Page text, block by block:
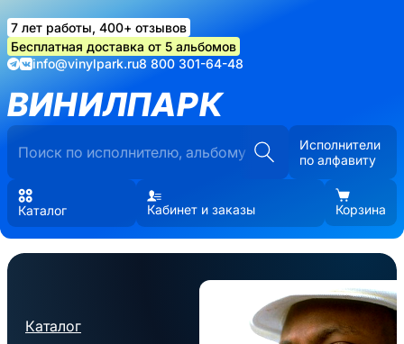
7 лет работы, 400+ отзывов
Бесплатная доставка от 5 альбомов
info@vinylpark.ru8 800 301-64-48
ВИНИЛПАРК
Исполнители
по алфавиту
Каталог Кабинет и заказы Корзина
Каталог